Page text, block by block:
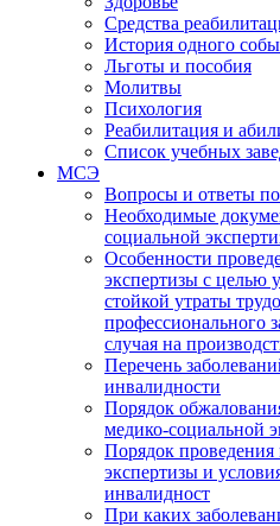
Средства
История одного
Льготы и пособия
Молитвы
Психология
Реабилитация и
Список учебных
МСЭ
Вопросы и ответы
Необходимые
социальной
Особенности
экспертизы с целью
стойкой утраты
профессионального
случая на
Перечень
инвалидности
Порядок
медико-социальной
Порядок
экспертизы и
инвалидност
При каких